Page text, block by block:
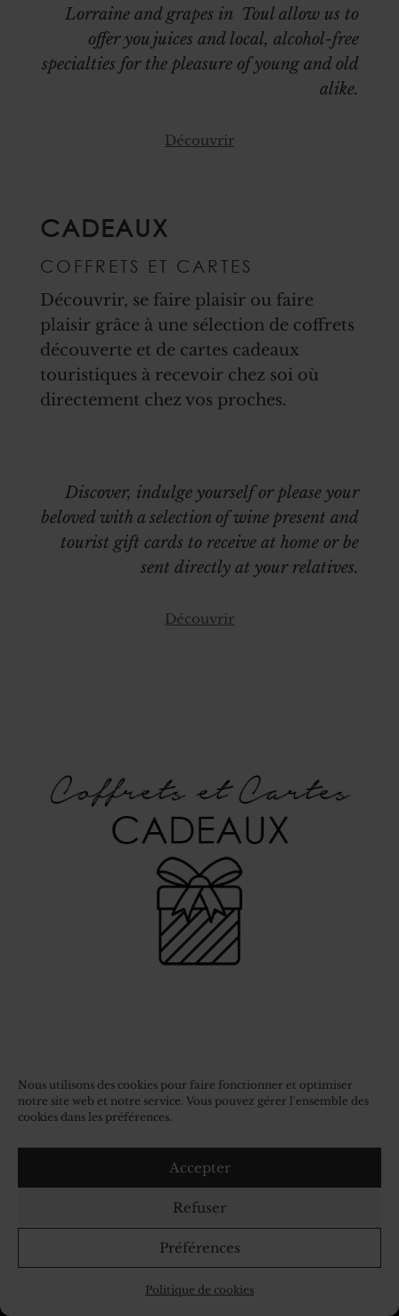
Nous utilisons des cookies pour faire fonctionner et optimiser
notre site web et notre service. Vous pouvez gérer l'ensemble des
cookies dans les préférences.
Accepter
Refuser
Préférences
Politique de cookies
Lorraine and grapes in Toul allow us to
offer you juices and local, alcohol-free
specialties for the pleasure of young and old
alike.
Découvrir
CADEAUX
COFFRETS ET CARTES
Découvrir, se faire plaisir ou faire
plaisir grâce à une sélection de coffrets
découverte et de cartes cadeaux
touristiques à recevoir chez soi où
directement chez vos proches.
Discover, indulge yourself or please your
beloved with a selection of wine present and
tourist gift cards to receive at home or be
sent directly at your relatives.
Découvrir